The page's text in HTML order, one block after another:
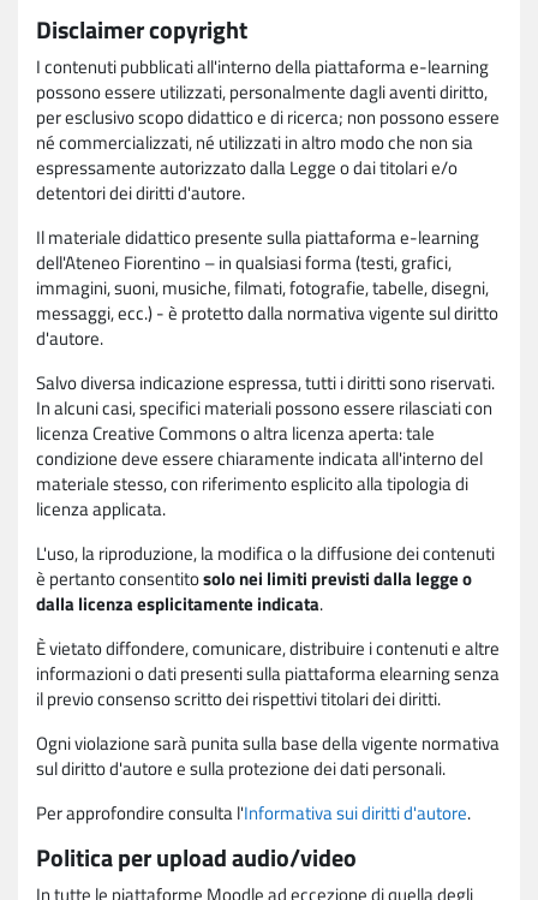
Disclaimer copyright
I contenuti pubblicati all'interno della piattaforma e-learning
possono essere utilizzati, personalmente dagli aventi diritto,
per esclusivo scopo didattico e di ricerca; non possono essere
né commercializzati, né utilizzati in altro modo che non sia
espressamente autorizzato dalla Legge o dai titolari e/o
detentori dei diritti d'autore.
Il materiale didattico presente sulla piattaforma e-learning
dell'Ateneo Fiorentino – in qualsiasi forma (testi, grafici,
immagini, suoni, musiche, filmati, fotografie, tabelle, disegni,
messaggi, ecc.) - è protetto dalla normativa vigente sul diritto
d'autore.
Salvo diversa indicazione espressa, tutti i diritti sono riservati.
In alcuni casi, specifici materiali possono essere rilasciati con
licenza Creative Commons o altra licenza aperta: tale
condizione deve essere chiaramente indicata all'interno del
materiale stesso, con riferimento esplicito alla tipologia di
licenza applicata.
L'uso, la riproduzione, la modifica o la diffusione dei contenuti
è pertanto consentitosolo nei limiti previsti dalla legge o
dalla licenza esplicitamente indicata.
È vietato diffondere, comunicare, distribuire i contenuti e altre
informazioni o dati presenti sulla piattaforma elearning senza
il previo consenso scritto dei rispettivi titolari dei diritti.
Ogni violazione sarà punita sulla base della vigente normativa
sul diritto d'autore e sulla protezione dei dati personali.
Per approfondire consulta l'Informativa sui diritti d'autore.
Politica per upload audio/video
In tutte le piattaforme Moodle ad eccezione di quella degli